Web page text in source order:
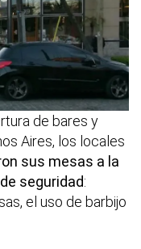
de bares y
Aires, los locales
sus mesas a la
seguridad:
el uso de barbijo